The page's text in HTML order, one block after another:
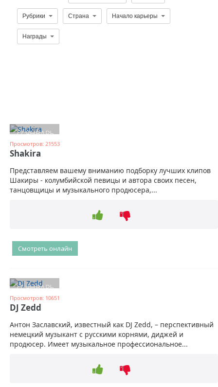
Рубрики Страна Начало карьеры
Награды
27 ЯНВАРЬ
Просмотров: 21553
Shakira
Представляем вашему вниманию подборку лучших клипов
Шакиры - колумбийской певицы и автора своих песен,
танцовщицы и музыкального продюсера,...
Смотреть онлайн
27 ЯНВАРЬ
Просмотров: 10651
DJ Zedd
Антон Заславский, известный как DJ Zedd, – перспективный
немецкий музыкант с русскими корнями, диджей и
продюсер. Имеет музыкальное профессиональное...